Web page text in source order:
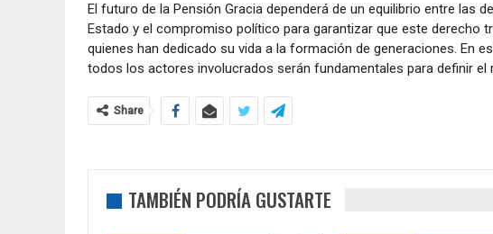
El futuro de la Pensión Gracia dependerá de un equilibrio entre las
Estado y el compromiso político para garantizar que este derecho
quienes han dedicado su vida a la formación de generaciones. En
todos los actores involucrados serán fundamentales para definir
Share
TAMBIÉN PODRÍA GUSTARTE